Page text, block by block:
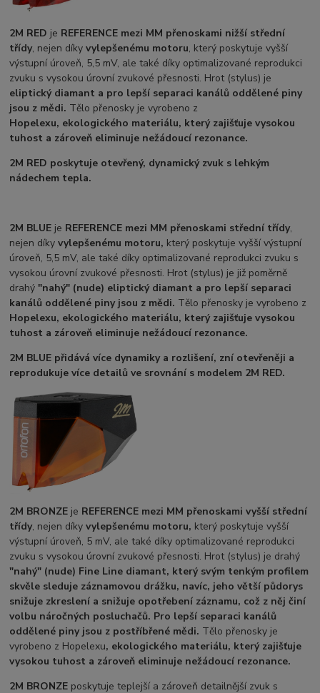
2M RED je REFERENCE mezi MM přenoskami nižší střední
třídy, nejen díkyvylepšenému motoru, který poskytuje vyšší
výstupní úroveň, 5,5 mV, ale také díky optimalizované reprodukci
zvuku s vysokou úrovní zvukové přesnosti. Hrot (stylus) je
eliptický diamant a pro lepší separaci kanálů oddělené piny
jsou z mědi. Tělo přenosky je vyrobeno z
Hopelexu, ekologického materiálu, který zajišťuje vysokou
tuhost a zároveň eliminuje nežádoucí rezonance.
2M RED poskytuje otevřený, dynamický zvuk s lehkým
nádechem tepla.
2M BLUE je REFERENCE mezi MM přenoskami střední třídy,
nejen díky vylepšenému motoru, který poskytuje vyšší výstupní
úroveň, 5,5 mV, ale také díky optimalizované reprodukci zvuku s
vysokou úrovní zvukové přesnosti. Hrot (stylus) je již poměrně
drahý"nahý" (nude) eliptický diamant a pro lepší separaci
kanálů oddělené piny jsou z mědi. Tělo přenosky je vyrobeno z
Hopelexu, ekologického materiálu, který zajišťuje vysokou
tuhost a zároveň eliminuje nežádoucí rezonance.
2M BLUE přidává více dynamiky a rozlišení, zní otevřeněji a
reprodukuje více detailů ve srovnání s modelem 2M RED.
2M BRONZE je REFERENCE mezi MM přenoskami vyšší střední
třídy, nejen díky vylepšenému motoru, který poskytuje vyšší
výstupní úroveň, 5 mV, ale také díky optimalizované reprodukci
zvuku s vysokou úrovní zvukové přesnosti. Hrot (stylus) je drahý
"nahý" (nude) Fine Line diamant, který svým tenkým profilem
skvěle sleduje záznamovou drážku, navíc, jeho větší půdorys
snižuje zkreslení a snižuje opotřebení záznamu, což z něj činí
volbu náročných posluchačů. Pro lepší separaci kanálů
oddělené piny jsou z postříbřené mědi. Tělo přenosky je
vyrobeno z Hopelexu, ekologického materiálu, který zajišťuje
vysokou tuhost a zároveň eliminuje nežádoucí rezonance.
2M BRONZE poskytuje teplejší a zároveň detailnější zvuk s